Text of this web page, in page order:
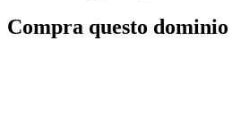
Compra questo dominio